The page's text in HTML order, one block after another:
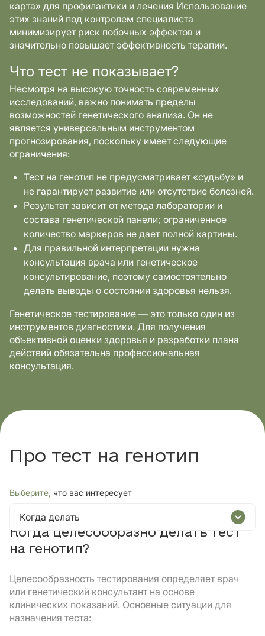
карта» для профилактики и лечения Использование
этих знаний под контролем специалиста
минимизирует риск побочных эффектов и
значительно повышает эффективность терапии.
Что тест не показывает?
Несмотря на высокую точность современных
исследований, важно понимать пределы
возможностей генетического анализа. Он не
является универсальным инструментом
прогнозирования, поскольку имеет следующие
ограничения:
Тест на генотип не предусматривает «судьбу» и
не гарантирует развитие или отсутствие болезней.
Результат зависит от метода лаборатории и
состава генетической панели; ограниченное
количество маркеров не дает полной картины.
Для правильной интерпретации нужна
консультация врача или генетическое
консультирование, поэтому самостоятельно
делать выводы о состоянии здоровья нельзя.
Генетическое тестирование — это только один из
инструментов диагностики. Для получения
объективной оценки здоровья и разработки плана
действий обязательна профессиональная
консультация.
Про тест на генотип
Выберите, что вас интересует
Когда делать
Когда целесообразно делать тест
на генотип?
Целесообразность тестирования определяет врач
или генетический консультант на основе
клинических показаний. Основные ситуации для
назначения теста: